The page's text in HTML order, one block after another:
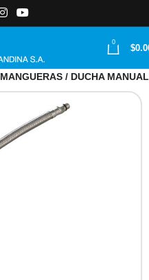
0
$
MANGUERAS / DUCHA MANUAL